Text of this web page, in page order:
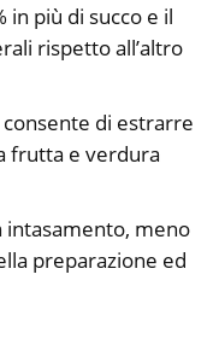
in più di succo e il
rispetto all’altro
di estrarre
frutta e verdura
intasamento, meno
preparazione ed